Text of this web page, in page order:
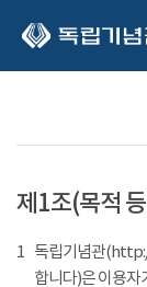
제1조(목적
1 독립기념관
합니다)은 이용